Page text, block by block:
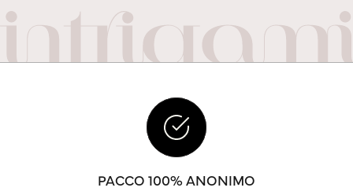
PACCO 100% ANONIMO